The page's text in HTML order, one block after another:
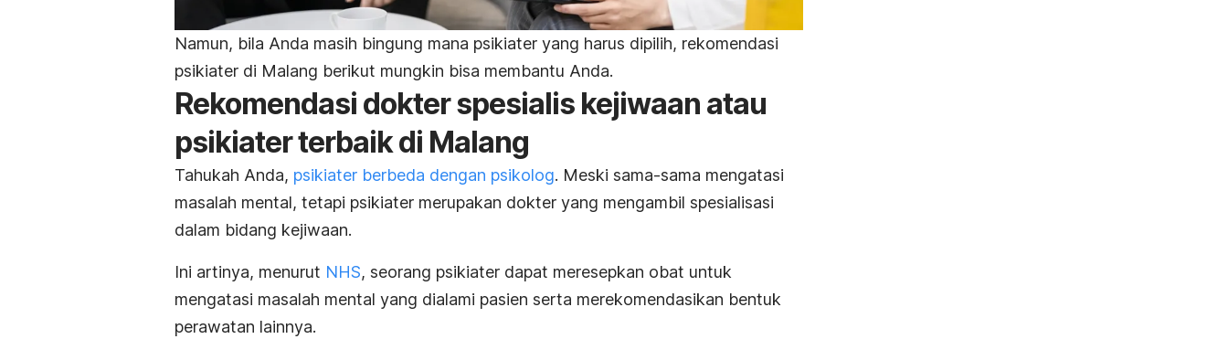
Namun, bila Anda masih bingung mana psikiater yang harus dipilih, rekomendasi
psikiater di Malang berikut mungkin bisa membantu Anda.
Rekomendasi dokter spesialis kejiwaan atau
psikiater terbaik di Malang
Tahukah Anda, psikiater berbeda dengan psikolog. Meski sama-sama mengatasi
masalah mental, tetapi psikiater merupakan dokter yang mengambil spesialisasi
dalam bidang kejiwaan.
Ini artinya, menurut NHS, seorang psikiater dapat meresepkan obat untuk
mengatasi masalah mental yang dialami pasien serta merekomendasikan bentuk
perawatan lainnya.